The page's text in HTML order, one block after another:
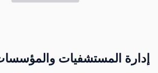
إدارة المستشفيات